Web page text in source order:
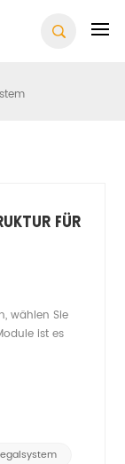
Für
wählen Sie
ist es
hält Ihre
eine